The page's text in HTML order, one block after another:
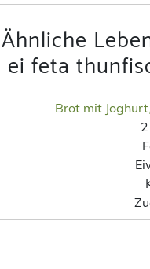
Ähnliche
ei feta
Brot mit